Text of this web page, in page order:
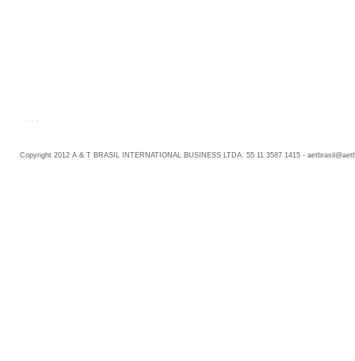
. . .
Copyright 2012 A & T BRASIL INTERNATIONAL BUSINESS LTDA. 55 11 3587 1415 -